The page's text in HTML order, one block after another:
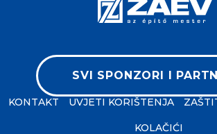
SVI SPONZORI I
KONTAKT UVJETI KORIŠTENJA
KOLAČIĆI